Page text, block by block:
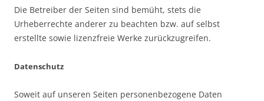
Die Betreiber der Seiten sind bemüht, stets die
Urheberrechte anderer zu beachten bzw. auf selbst
erstellte sowie lizenzfreie Werke zurückzugreifen.
Datenschutz
Soweit auf unseren Seiten personenbezogene Daten